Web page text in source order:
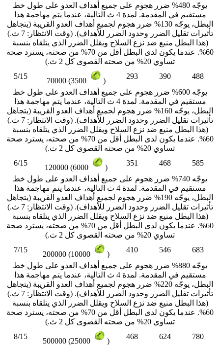
يوجّه 480% ضرر هجوم على جميع أهداف العدو على طول خط
مستقيم في المقدمة. لمدة 4 ث التالية، عندما يتم مهاجمة هذا
البطل، يوجّه 130% ضرر هجوم لجميع أهداف العدو القريبة (يتجاهل
تأثيرات تقليل الضرر وحدود الضرر للأهداف). (وقت الانتظار: 7 ث.)
(هذا البطل منيع ضد نزع السلاح ويقلل الضرر الذي يتلقاه بنسبة
60%. عندما يكون لدى البطل أقل من 70% من صحته، يسترد صحة
تساوي 20% من صحته القصوى كل 2 ث.)
5/15
70000 (3500 )
293 390
488
يوجّه 600% ضرر هجوم على جميع أهداف العدو على طول خط
مستقيم في المقدمة. لمدة 4 ث التالية، عندما يتم مهاجمة هذا
البطل، يوجّه 160% ضرر هجوم لجميع أهداف العدو القريبة (يتجاهل
تأثيرات تقليل الضرر وحدود الضرر للأهداف). (وقت الانتظار: 7 ث.)
(هذا البطل منيع ضد نزع السلاح ويقلل الضرر الذي يتلقاه بنسبة
60%. عندما يكون لدى البطل أقل من 70% من صحته، يسترد صحة
تساوي 20% من صحته القصوى كل 2 ث.)
6/15
120000 (6000 )
351 468
585
يوجّه 740% ضرر هجوم على جميع أهداف العدو على طول خط
مستقيم في المقدمة. لمدة 4 ث التالية، عندما يتم مهاجمة هذا
البطل، يوجّه 190% ضرر هجوم لجميع أهداف العدو القريبة (يتجاهل
تأثيرات تقليل الضرر وحدود الضرر للأهداف). (وقت الانتظار: 7 ث.)
(هذا البطل منيع ضد نزع السلاح ويقلل الضرر الذي يتلقاه بنسبة
60%. عندما يكون لدى البطل أقل من 70% من صحته، يسترد صحة
تساوي 20% من صحته القصوى كل 2 ث.)
7/15
200000 (10000 )
410 546
683
يوجّه 880% ضرر هجوم على جميع أهداف العدو على طول خط
مستقيم في المقدمة. لمدة 4 ث التالية، عندما يتم مهاجمة هذا
البطل، يوجّه 220% ضرر هجوم لجميع أهداف العدو القريبة (يتجاهل
تأثيرات تقليل الضرر وحدود الضرر للأهداف). (وقت الانتظار: 7 ث.)
(هذا البطل منيع ضد نزع السلاح ويقلل الضرر الذي يتلقاه بنسبة
60%. عندما يكون لدى البطل أقل من 70% من صحته، يسترد صحة
تساوي 20% من صحته القصوى كل 2 ث.)
8/15
500000 (25000 )
468 624
780